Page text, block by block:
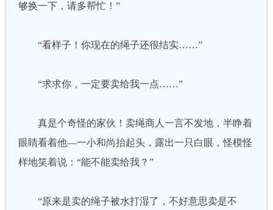
够换一下，请多帮忙！”
“看样子！你现在的绳子还很结实……”
“求求你，一定要卖给我一点……”
真是个奇怪的家伙！卖绳商人一言不发地，半睁着
眼睛看着他—一小和尚抬起头，露出一只白眼，怪模怪
样地笑着说：“能不能卖给我？”
“原来是卖的绳子被水打湿了，不好意思卖是不